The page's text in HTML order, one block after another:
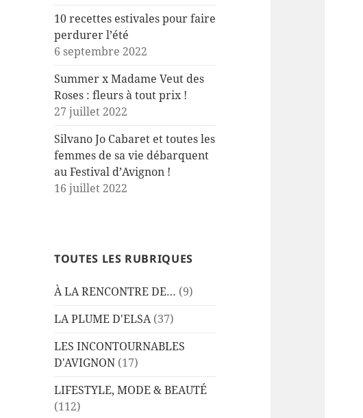
10 recettes estivales pour faire
perdurer l’été
6 septembre 2022
Summer x Madame Veut des
Roses : fleurs à tout prix !
27 juillet 2022
Silvano Jo Cabaret et toutes les
femmes de sa vie débarquent
au Festival d’Avignon !
16 juillet 2022
TOUTES LES RUBRIQUES
À LA RENCONTRE DE… (9)
LA PLUME D'ELSA(37)
LES INCONTOURNABLES
D'AVIGNON (17)
LIFESTYLE, MODE & BEAUTÉ
(112)